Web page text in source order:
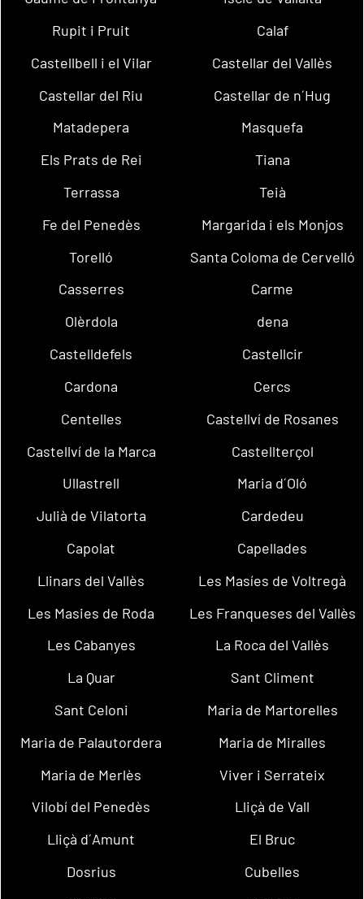
Rupit i Pruit
Calaf
Castellbell i el Vilar
Castellar del Vallès
Castellar del Riu
Castellar de n´Hug
Matadepera
Masquefa
Els Prats de Rei
Tiana
Terrassa
Teià
Fe del Penedès
Margarida i els Monjos
Torelló
Santa Coloma de Cervelló
Casserres
Carme
Olèrdola
dena
Castelldefels
Castellcir
Cardona
Cercs
Centelles
Castellví de Rosanes
Castellví de la Marca
Castellterçol
Ullastrell
Maria d´Oló
Julià de Vilatorta
Cardedeu
Capolat
Capellades
Llinars del Vallès
Les Masíes de Voltregà
Les Masies de Roda
Les Franqueses del Vallès
Les Cabanyes
La Roca del Vallès
La Quar
Sant Climent
Sant Celoni
Maria de Martorelles
Maria de Palautordera
Maria de Miralles
Maria de Merlès
Viver i Serrateix
Vilobí del Penedès
Lliçà de Vall
Lliçà d´Amunt
El Bruc
Dosrius
Cubelles